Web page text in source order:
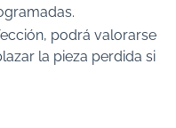
podrá valorarse
la pieza perdida si